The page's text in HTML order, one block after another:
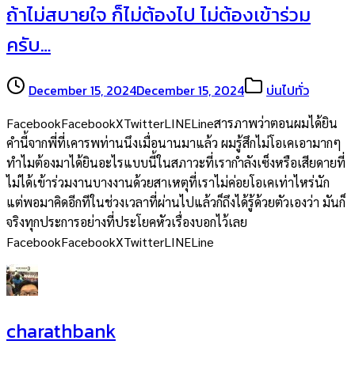
ถ้าไม่สบายใจ ก็ไม่ต้องไป ไม่ต้องเข้าร่วม
ครับ…
December 15, 2024December 15, 2024 บ่นไปทั่ว
FacebookFacebookXTwitterLINELineสารภาพว่าตอนผมได้ยิน
คำนี้จากพี่ที่เคารพท่านนึงเมื่อนานมาแล้ว ผมรู้สึกไม่โอเคเอามากๆ
ทำไมต้องมาได้ยินอะไรแบบนี้ในสภาวะที่เรากำลังเซ็งหรือเสียดายที่
ไม่ได้เข้าร่วมงานบางงานด้วยสาเหตุที่เราไม่ค่อยโอเคเท่าไหร่นัก
แต่พอมาคิดอีกทีในช่วงเวลาที่ผ่านไปแล้วก็ถึงได้รู้ด้วยตัวเองว่า มันก็
จริงทุกประการอย่างที่ประโยคหัวเรื่องบอกไว้เลย
FacebookFacebookXTwitterLINELine
charathbank